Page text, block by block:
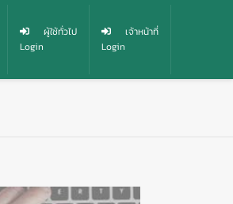
ผู้ใช้ทั่วไป
Login
เจ้าหน้าที่
Login